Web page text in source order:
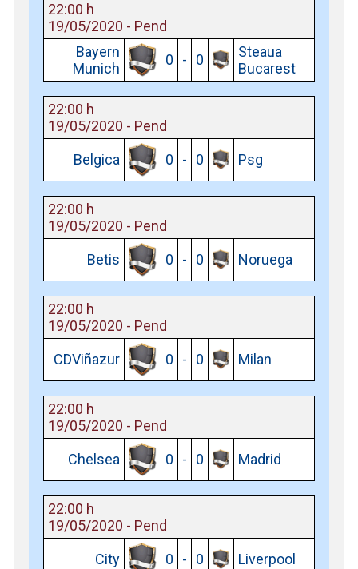
22:00 h
19/05/2020 - Pend
Bayern
Munich
0 - 0
Steaua
Bucarest
22:00 h
19/05/2020 - Pend
Belgica
0 - 0 Psg
22:00 h
19/05/2020 - Pend
Betis
0 - 0 Noruega
22:00 h
19/05/2020 - Pend
CDViñazur
0 - 0 Milan
22:00 h
19/05/2020 - Pend
Chelsea
0 - 0 Madrid
22:00 h
19/05/2020 - Pend
City
0 - 0 Liverpool